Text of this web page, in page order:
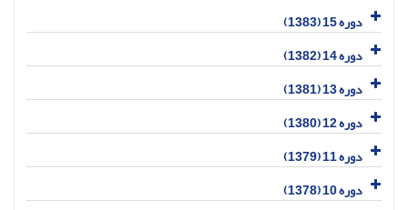
دوره 15 (1383)
دوره 14 (1382)
دوره 13 (1381)
دوره 12 (1380)
دوره 11 (1379)
دوره 10 (1378)